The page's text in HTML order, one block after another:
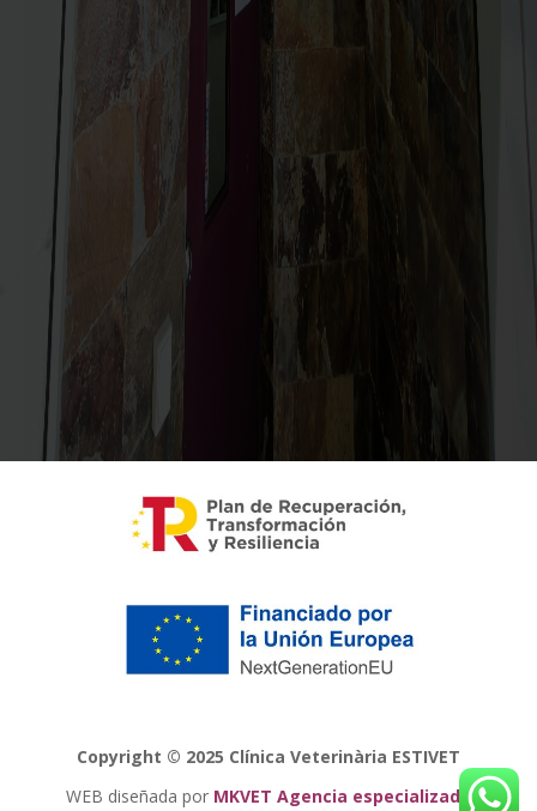
Copyright © 2025 Clínica Veterinària ESTIVET
WEB diseñada por MKVET Agencia especializada